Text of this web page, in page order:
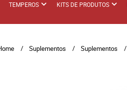
TEMPEROS KITS DE PRODUTOS
Suplementos Suplementos